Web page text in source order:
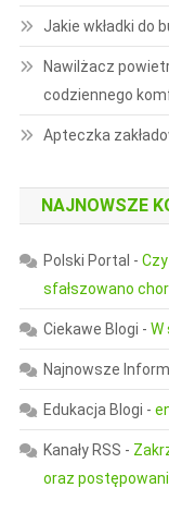
Jakie wkładki do
Nawilżacz
codziennego
Apteczka
NAJNOWSZE
Polski Portal -
sfałszowano
Ciekawe Blogi - W
Najnowsze
Edukacja Blogi -
Kanały RSS -
oraz